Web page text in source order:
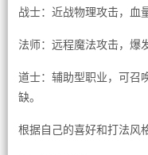
战士：近战物理攻击，血
法师：远程魔法攻击，爆
道士：辅助型职业，可召
缺。
根据自己的喜好和打法风